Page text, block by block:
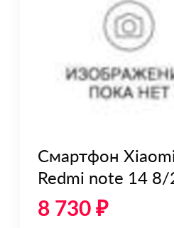
Смартфон
Redmi note 14
8 730 ₽